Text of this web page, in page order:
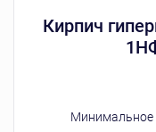
Кирпич
Минимальное